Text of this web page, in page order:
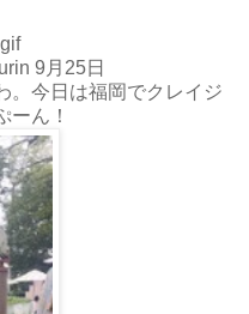
9月25日
。今日は福岡でクレイジ
ーん！